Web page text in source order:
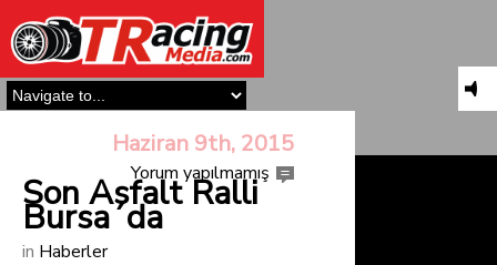
Haziran 9th, 2015
Yorum yapılmamış
Son Asfalt Ralli
Bursa´da
in Haberler